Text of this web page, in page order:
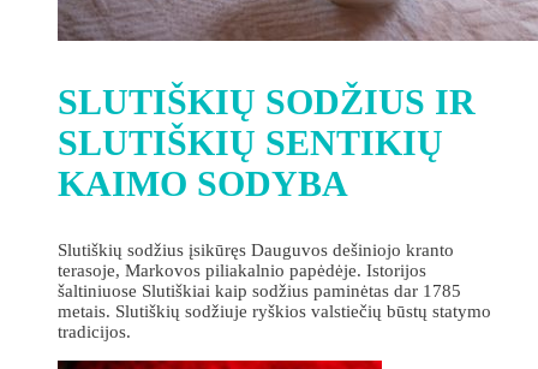
SLUTIŠKIŲ SODŽIUS IR
SLUTIŠKIŲ SENTIKIŲ
KAIMO SODYBA
Slutiškių sodžius įsikūręs Dauguvos dešiniojo kranto
terasoje, Markovos piliakalnio papėdėje. Istorijos
šaltiniuose Slutiškiai kaip sodžius paminėtas dar 1785
metais. Slutiškių sodžiuje ryškios valstiečių būstų statymo
tradicijos.